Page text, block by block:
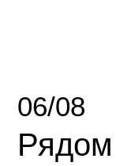
06/08
Рядом